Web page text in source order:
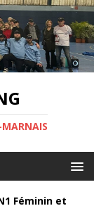
MARNAIS
Féminin et